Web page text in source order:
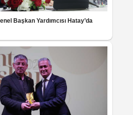
Başkan Yardımcısı Hatay’da